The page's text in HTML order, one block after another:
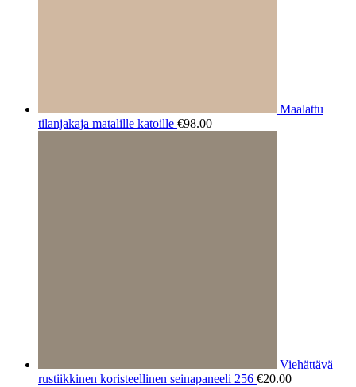
Maalattu
tilanjakaja matalille katoille €98.00
Viehättävä
rustiikkinen koristeellinen seinapaneeli 256 €20.00